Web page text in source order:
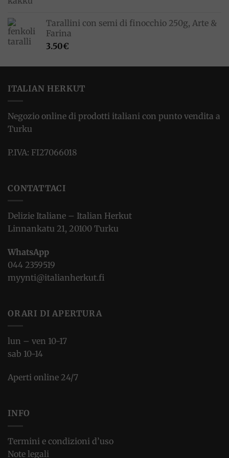
Tarallini con semi di finocchio 250g, Arte &
Farina
3.50€
ITALIAN HERKUT
Negozio online di prodotti italiani con punto vendita a
Turku
P.IVA: FI27066018
CONTATTACI
Delizie Italiane – Italian Herkut
Linnankatu 21, 20100 Turku
WhatsApp
044 2359519
myynti@italianherkut.fi
ORARI DI APERTURA
lun – ven 10-17
sab 10-14
Aperti online 24/7
INFO
Termini e condizioni d’uso
Note legali